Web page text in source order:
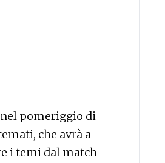
pomeriggio di
che avrà a
i temi dal match